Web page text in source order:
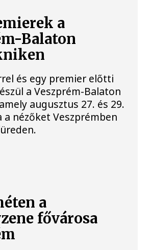
a
Balaton
és egy premier előtti
a Veszprém-Balaton
augusztus 27. és 29.
nézőket Veszprémben
a
fővárosa